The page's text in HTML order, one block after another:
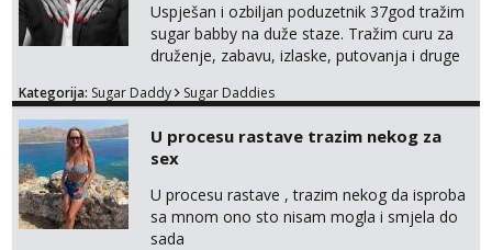
Uspješan i ozbiljan poduzetnik 37god tražim
sugar babby na duže staze. Tražim curu za
druženje, zabavu, izlaske, putovanja i druge
otvorena, komunikativna, zgodna i atraktivna
markodalic37@gmail.com
Kategorija: Sugar Daddy Sugar Daddies
U procesu rastave trazim nekog za
sex
U procesu rastave , trazim nekog da isproba
sa mnom ono sto nisam mogla i smjela do
sada